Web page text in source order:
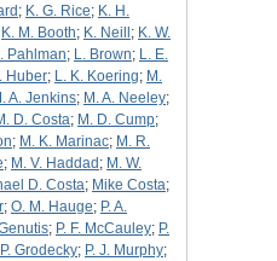
; K. G. Rice; K. H.
K. M. Booth; K. Neill ; K. W.
Pahlman; L. Brown; L. E.
Huber; L. K. Koering; M.
A. Jenkins; M. A. Neeley;
D. Costa; M. D. Cump;
; M. K. Marinac; M. R.
; M. V. Haddad ; M. W.
D. Costa; Mike Costa;
; O. M. Hauge; P. A.
; P. F. McCauley; P.
P. Grodecky; P. J. Murphy;